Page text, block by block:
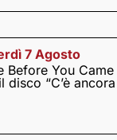
7 Agosto
Before You
disco “C’è